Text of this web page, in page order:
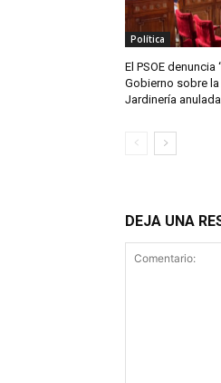
Política
El PSOE denuncia
Gobierno sobre
Jardinería
DEJA UNA